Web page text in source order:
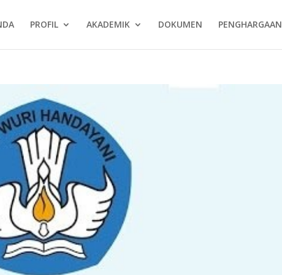
PROFIL AKADEMIK DOKUMEN PENGHARGAAN